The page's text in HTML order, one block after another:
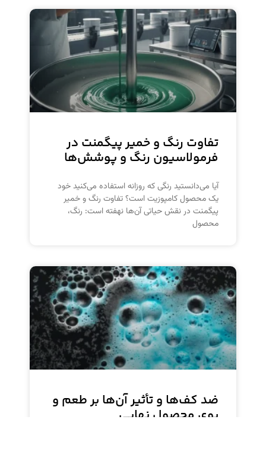
تفاوت رنگ و خمیر پیگمنت در
فرمولاسیون رنگ و پوشش‌ها
آیا می‌دانستید رنگی که روزانه استفاده می‌کنید خود
یک محصول کامپوزیت است؟ تفاوت رنگ و خمیر
پیگمنت در نقش حیاتی آن‌ها نهفته است: رنگ،
محصول
ضد کف‌ها و تأثیر آن‌ها بر طعم و
بوی محصول نهایی